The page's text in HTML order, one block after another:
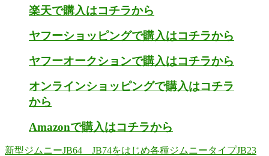
楽天で購入はコチラから
ヤフーショッピングで購入はコチラから
ヤフーオークションで購入はコチラから
オンラインショッピングで購入はコチラ
から
Amazonで購入はコチラから
新型ジムニーJB64 JB74をはじめ各種ジムニータイプJB23